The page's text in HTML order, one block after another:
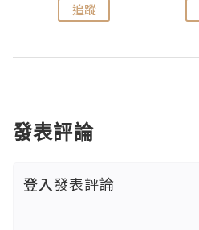
追蹤
發表評論
登入發表評論